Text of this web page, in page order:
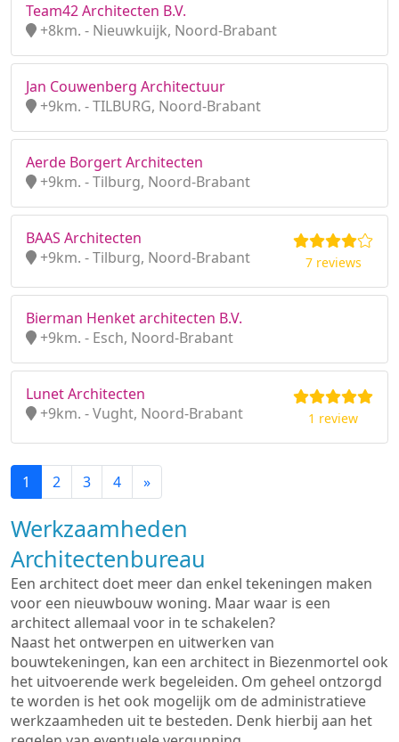
Team42 Architecten B.V.
+8km. - Nieuwkuijk, Noord-Brabant
Jan Couwenberg Architectuur
+9km. - TILBURG, Noord-Brabant
Aerde Borgert Architecten
+9km. - Tilburg, Noord-Brabant
BAAS Architecten
+9km. - Tilburg, Noord-Brabant
7 reviews
Bierman Henket architecten B.V.
+9km. - Esch, Noord-Brabant
Lunet Architecten
+9km. - Vught, Noord-Brabant
1 review
1 2 3 4 »
Werkzaamheden
Architectenbureau
Een architect doet meer dan enkel tekeningen maken
voor een nieuwbouw woning. Maar waar is een
architect allemaal voor in te schakelen?
Naast het ontwerpen en uitwerken van
bouwtekeningen, kan een architect in Biezenmortel ook
het uitvoerende werk begeleiden. Om geheel ontzorgd
te worden is het ook mogelijk om de administratieve
werkzaamheden uit te besteden. Denk hierbij aan het